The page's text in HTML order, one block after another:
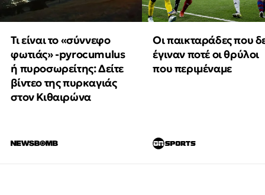
Τι είναι το «σύννεφο
φωτιάς» -pyrocumulus
ή πυροσωρείτης: Δείτε
βίντεο της πυρκαγιάς
στον Κιθαιρώνα
Οι παικταράδες που
έγιναν ποτέ οι θρύλοι
που περιμέναμε